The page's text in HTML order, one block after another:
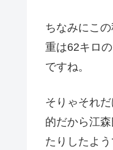
ちなみにこ
重は62キロ
ですね。
そりゃそれ
的だから江
たりしたよう